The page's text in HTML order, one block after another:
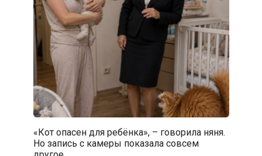
«Кот опасен для ребёнка», – говорила няня.
Но запись с камеры показала совсем